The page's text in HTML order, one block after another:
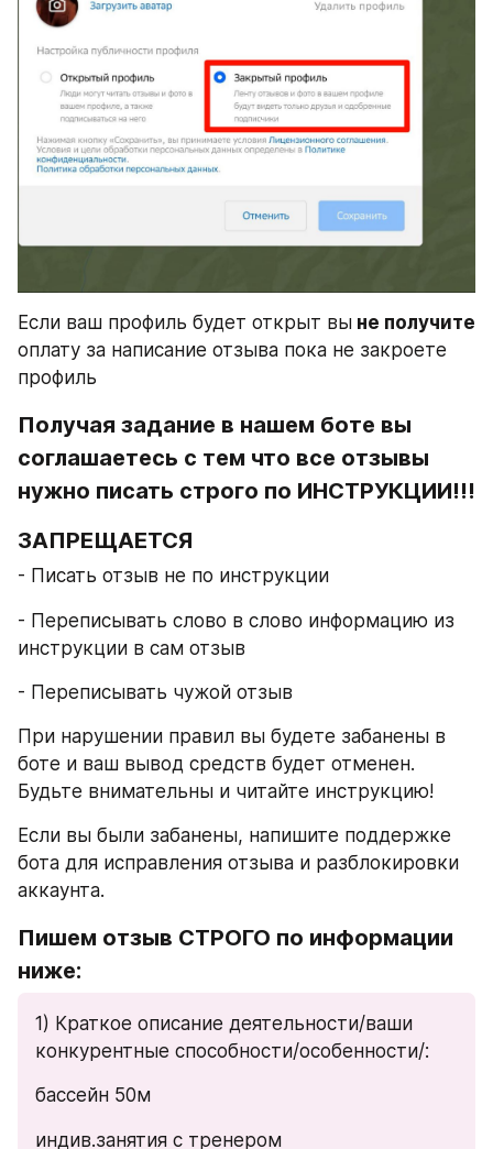
Если ваш профиль будет открыт вы не получите
оплату за написание отзыва пока не закроете
профиль
Получая задание в нашем боте вы
соглашаетесь с тем что все отзывы
нужно писать строго по ИНСТРУКЦИИ!!!
ЗАПРЕЩАЕТСЯ
- Писать отзыв не по инструкции
- Переписывать слово в слово информацию из
инструкции в сам отзыв
- Переписывать чужой отзыв
При нарушении правил вы будете забанены в
боте и ваш вывод средств будет отменен.
Будьте внимательны и читайте инструкцию!
Если вы были забанены, напишите поддержке
бота для исправления отзыва и разблокировки
аккаунта.
Пишем отзыв СТРОГО по информации
ниже:
1) Краткое описание деятельности/ваши
конкурентные способности/особенности/:
бассейн 50м
индив.занятия с тренером